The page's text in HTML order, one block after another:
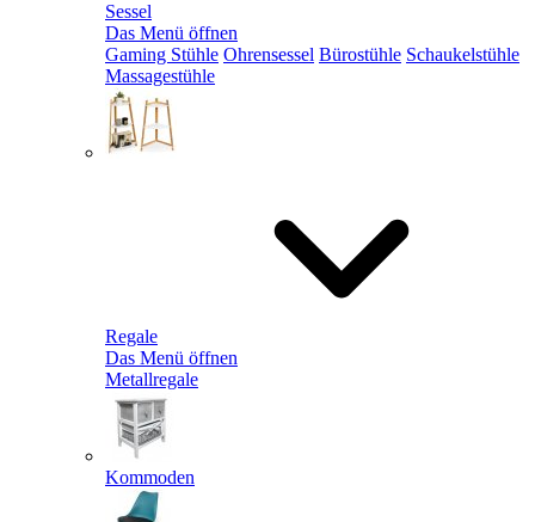
Sessel
Das Menü öffnen
Gaming Stühle Ohrensessel Bürostühle Schaukelstühle
Massagestühle
Regale
Das Menü öffnen
Metallregale
Kommoden